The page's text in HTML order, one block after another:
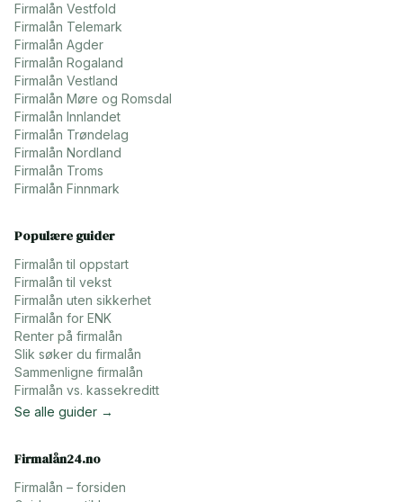
Firmalån Vestfold
Firmalån Telemark
Firmalån Agder
Firmalån Rogaland
Firmalån Vestland
Firmalån Møre og Romsdal
Firmalån Innlandet
Firmalån Trøndelag
Firmalån Nordland
Firmalån Troms
Firmalån Finnmark
Populære guider
Firmalån til oppstart
Firmalån til vekst
Firmalån uten sikkerhet
Firmalån for ENK
Renter på firmalån
Slik søker du firmalån
Sammenligne firmalån
Firmalån vs. kassekreditt
Se alle guider →
Firmalån24.no
Firmalån – forsiden